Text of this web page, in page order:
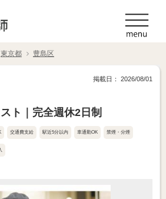
東京都 豊島区
掲載日： 2026/08/01
ト｜完全週休2日制
交通費支給 駅近5分以内 車通勤OK 禁煙・分煙